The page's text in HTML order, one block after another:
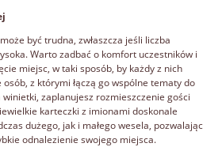
być trudna, zwłaszcza jeśli liczba
Warto zadbać o komfort uczestników i
miejsc, w taki sposób, by każdy z nich
z którymi łączą go wspólne tematy do
zaplanujesz rozmieszczenie gości
karteczki z imionami doskonale
dużego, jak i małego wesela, pozwalając
odnalezienie swojego miejsca.